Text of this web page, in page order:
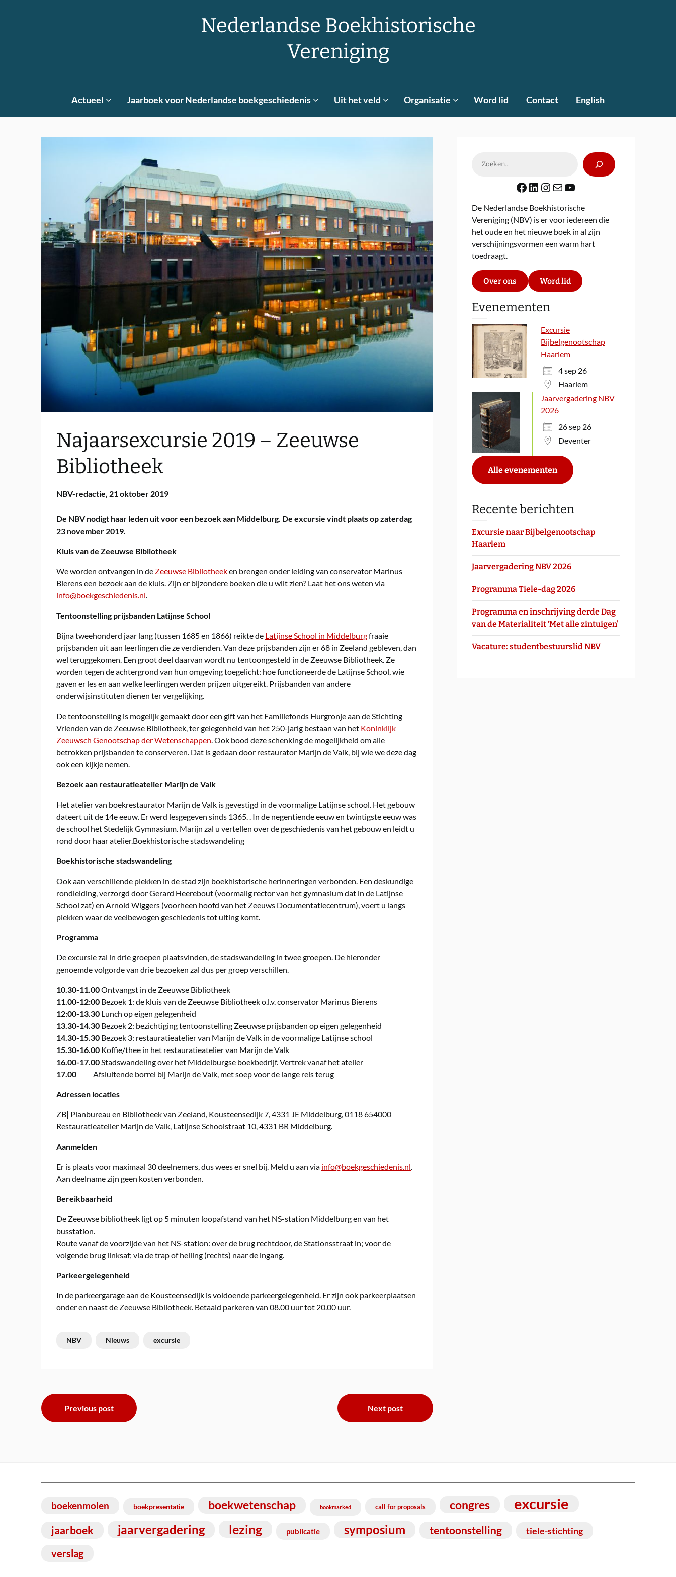
Nederlandse Boekhistorische
Vereniging
Actueel Jaarboek voor Nederlandse boekgeschiedenis Uit het veld Organisatie Word lid Contact English
Najaarsexcursie 2019 – Zeeuwse
Bibliotheek
NBV-redactie, 21 oktober 2019
De NBV nodigt haar leden uit voor een bezoek aan Middelburg. De excursie vindt plaats op zaterdag
23 november 2019.
Kluis van de Zeeuwse Bibliotheek
We worden ontvangen in de Zeeuwse Bibliotheeken brengen onder leiding van conservator Marinus
Bierens een bezoek aan de kluis. Zijn er bijzondere boeken die u wilt zien? Laat het ons weten via
info@boekgeschiedenis.nl.
Tentoonstelling prijsbanden Latijnse School
Bijna tweehonderd jaar lang (tussen 1685 en 1866) reikte de Latijnse School in Middelburgfraaie
prijsbanden uit aan leerlingen die ze verdienden. Van deze prijsbanden zijn er 68 in Zeeland gebleven, dan
wel teruggekomen. Een groot deel daarvan wordt nu tentoongesteld in de Zeeuwse Bibliotheek. Ze
worden tegen de achtergrond van hun omgeving toegelicht: hoe functioneerde de Latijnse School, wie
gaven er les en aan welke leerlingen werden prijzen uitgereikt. Prijsbanden van andere
onderwijsinstituten dienen ter vergelijking.
De tentoonstelling is mogelijk gemaakt door een gift van het Familiefonds Hurgronje aan de Stichting
Vrienden van de Zeeuwse Bibliotheek, ter gelegenheid van het 250-jarig bestaan van het Koninklijk
Zeeuwsch Genootschap der Wetenschappen. Ook bood deze schenking de mogelijkheid om alle
betrokken prijsbanden te conserveren. Dat is gedaan door restaurator Marijn de Valk, bij wie we deze dag
ook een kijkje nemen.
Bezoek aan restauratieatelier Marijn de Valk
Het atelier van boekrestaurator Marijn de Valk is gevestigd in de voormalige Latijnse school. Het gebouw
dateert uit de 14e eeuw. Er werd lesgegeven sinds 1365. . In de negentiende eeuw en twintigste eeuw was
de school het Stedelijk Gymnasium. Marijn zal u vertellen over de geschiedenis van het gebouw en leidt u
rond door haar atelier.Boekhistorische stadswandeling
Boekhistorische stadswandeling
Ook aan verschillende plekken in de stad zijn boekhistorische herinneringen verbonden. Een deskundige
rondleiding, verzorgd door Gerard Heerebout (voormalig rector van het gymnasium dat in de Latijnse
School zat) en Arnold Wiggers (voorheen hoofd van het Zeeuws Documentatiecentrum), voert u langs
plekken waar de veelbewogen geschiedenis tot uiting komt.
Programma
De excursie zal in drie groepen plaatsvinden, de stadswandeling in twee groepen. De hieronder
genoemde volgorde van drie bezoeken zal dus per groep verschillen.
10.30-11.00Ontvangst in de Zeeuwse Bibliotheek
11.00-12:00 Bezoek 1: de kluis van de Zeeuwse Bibliotheek o.l.v. conservator Marinus Bierens
12:00-13.30 Lunch op eigen gelegenheid
13.30-14.30 Bezoek 2: bezichtiging tentoonstelling Zeeuwse prijsbanden op eigen gelegenheid
14.30-15.30 Bezoek 3: restauratieatelier van Marijn de Valk in de voormalige Latijnse school
15.30-16.00 Koffie/thee in het restauratieatelier van Marijn de Valk
16.00-17.00Stadswandeling over het Middelburgse boekbedrijf. Vertrek vanaf het atelier
17.00 Afsluitende borrel bij Marijn de Valk, met soep voor de lange reis terug
Adressen locaties
ZB| Planbureau en Bibliotheek van Zeeland, Kousteensedijk 7, 4331 JE Middelburg, 0118 654000
Restauratieatelier Marijn de Valk, Latijnse Schoolstraat 10, 4331 BR Middelburg.
Aanmelden
Er is plaats voor maximaal 30 deelnemers, dus wees er snel bij. Meld u aan via info@boekgeschiedenis.nl.
Aan deelname zijn geen kosten verbonden.
Bereikbaarheid
De Zeeuwse bibliotheek ligt op 5 minuten loopafstand van het NS-station Middelburg en van het
busstation.
Route vanaf de voorzijde van het NS-station: over de brug rechtdoor, de Stationsstraat in; voor de
volgende brug linksaf; via de trap of helling (rechts) naar de ingang.
Parkeergelegenheid
In de parkeergarage aan de Kousteensedijk is voldoende parkeergelegenheid. Er zijn ook parkeerplaatsen
onder en naast de Zeeuwse Bibliotheek. Betaald parkeren van 08.00 uur tot 20.00 uur.
NBV Nieuws excursie
Bericht
navigatie
Previous post Next post
Facebook
LinkedIn
Instagram
E-mailYouTube
De Nederlandse Boekhistorische
Vereniging (NBV) is er voor iedereen die
het oude en het nieuwe boek in al zijn
verschijningsvormen een warm hart
toedraagt.
Over ons Word lid
Evenementen
Excursie
Bijbelgenootschap
Haarlem
4 sep 26
Haarlem
Jaarvergadering NBV
2026
26 sep 26
Deventer
Alle evenementen
Recente berichten
Excursie naar Bijbelgenootschap
Haarlem
Jaarvergadering NBV 2026
Programma Tiele-dag 2026
Programma en inschrijving derde Dag
van de Materialiteit ‘Met alle zintuigen’
Vacature: studentbestuurslid NBV
boekenmolen boekpresentatie boekwetenschap bookmarked call for proposals congres excursie
jaarboek jaarvergadering lezing publicatie symposium tentoonstelling tiele-stichting
verslag